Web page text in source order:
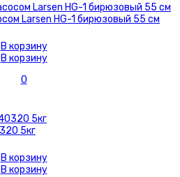
Larsen HG-1 бирюзовый 55 см
В корзину
В корзину
0
5кг
В корзину
В корзину